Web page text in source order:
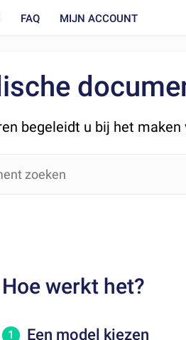
FAQ MIJN ACCOUNT
begeleidt u bij het maken
Hoe werkt het?
1 Een model kiezen